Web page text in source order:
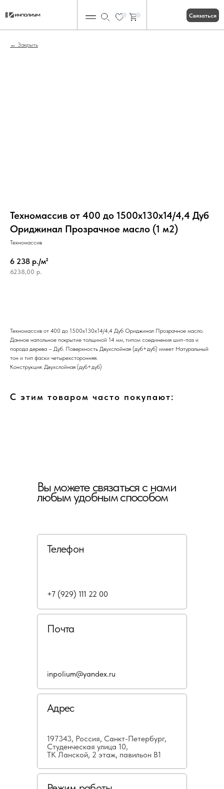
Связаться
Закрыть
Техномассив от 400 до 1500х130х14/4,4 Дуб
Ориджинал Прозрачное масло (1 м2)
Техномассив
6 238 р./м²
6238,00 р.
Техномассив от 400 до 1500х130х14/4,4 Дуб Ориджинал Прозрачное масло.
Данное напольное покрытие толщиной 14 мм, типом соединения шип-паз и
порода дерева – Дуб. Поверхность Двухслойная (дуб+дуб) имеет Натуральный
тон и тип фаски четырехсторонняя.
Конструкция: Двухслойная (дуб+дуб)
С этим товаром часто покупают:
Вы можете связаться с нами
любым удобным способом
Телефон
Почта
Адрес
197343, Россия, Санкт-Петербург,
Студенческая улица 10,
ТК Ланской, 2 этаж, павильон В1
+7 (929) 111 22 00
inpolium@yandex.ru